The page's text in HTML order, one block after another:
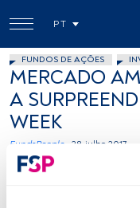
PT
FUNDOS DE AÇÕES
MERCADO
A
WEEK
FundsPeople . 28 julho 2017